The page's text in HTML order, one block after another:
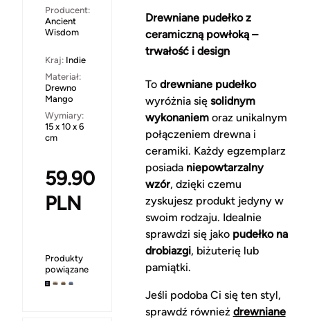
Producent:
Ancient
Wisdom
Kraj: Indie
Materiał:
Drewno
Mango
Wymiary:
15 x 10 x 6
cm
59.90
PLN
Produkty
powiązane
Drewniane pudełko z
ceramiczną powłoką –
trwałość i design
To drewniane pudełko
wyróżnia się solidnym
wykonaniemoraz unikalnym
połączeniem drewna i
ceramiki. Każdy egzemplarz
posiada niepowtarzalny
wzór, dzięki czemu
zyskujesz produkt jedyny w
swoim rodzaju. Idealnie
sprawdzi się jako pudełko na
drobiazgi, biżuterię lub
pamiątki.
Jeśli podoba Ci się ten styl,
sprawdź również drewniane